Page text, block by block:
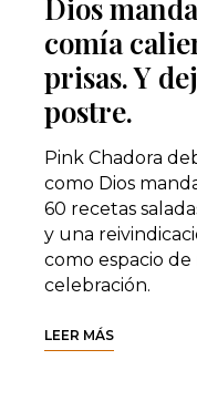
Dios
comía
prisas. Y
postre.
Pink Chadora
como Dios
60 recetas
y una
como espacio
celebración.
LEER MÁS